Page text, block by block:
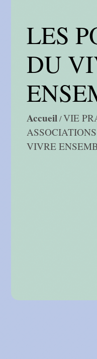
LES
DU
Accueil/VIE
ASSOCIATIONS
VIVRE